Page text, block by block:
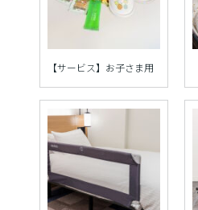
【サービス】お子さま用